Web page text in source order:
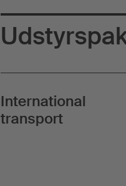
International
transport